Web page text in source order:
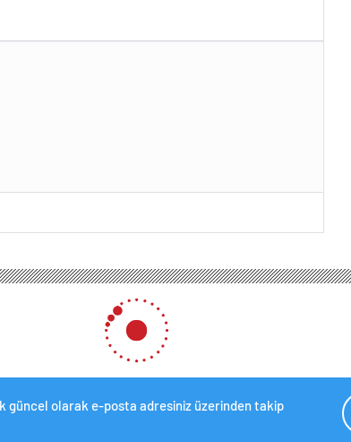
tercihi oldu! Talep patladı, yüzde 400’lük artış!
oldu! Talep patladı,